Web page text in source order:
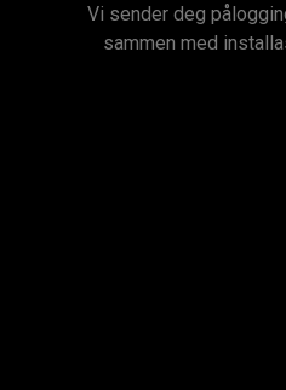
Vi sender deg
sammen med